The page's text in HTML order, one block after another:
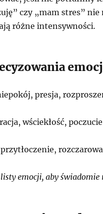
czy „mam stres”
różne intensywności.
presja,
wściekłość,
emocji, aby świadomie